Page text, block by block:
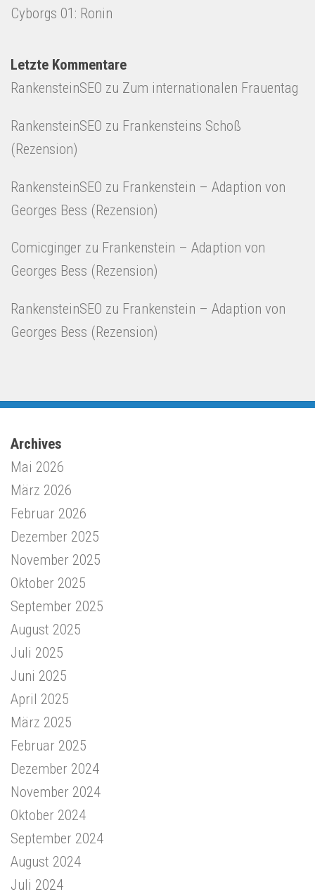
Cyborgs 01: Ronin
Letzte Kommentare
RankensteinSEO zu Zum internationalen Frauentag
RankensteinSEO zu Frankensteins Schoß
(Rezension)
RankensteinSEO zu Frankenstein – Adaption von
Georges Bess (Rezension)
Comicginger zu Frankenstein – Adaption von
Georges Bess (Rezension)
RankensteinSEO zu Frankenstein – Adaption von
Georges Bess (Rezension)
Archives
Mai 2026
März 2026
Februar 2026
Dezember 2025
November 2025
Oktober 2025
September 2025
August 2025
Juli 2025
Juni 2025
April 2025
März 2025
Februar 2025
Dezember 2024
November 2024
Oktober 2024
September 2024
August 2024
Juli 2024